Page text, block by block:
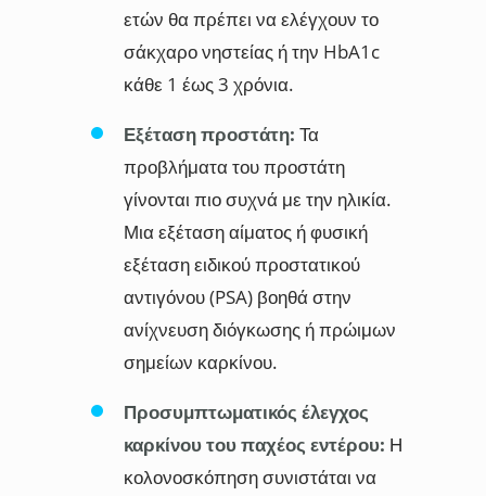
ετών θα πρέπει να ελέγχουν το
σάκχαρο νηστείας ή την HbA1c
κάθε 1 έως 3 χρόνια.
Εξέταση προστάτη: Τα
προβλήματα του προστάτη
γίνονται πιο συχνά με την ηλικία.
Μια εξέταση αίματος ή φυσική
εξέταση ειδικού προστατικού
αντιγόνου (PSA) βοηθά στην
ανίχνευση διόγκωσης ή πρώιμων
σημείων καρκίνου.
Προσυμπτωματικός έλεγχος
καρκίνου του παχέος εντέρου: Η
κολονοσκόπηση συνιστάται να